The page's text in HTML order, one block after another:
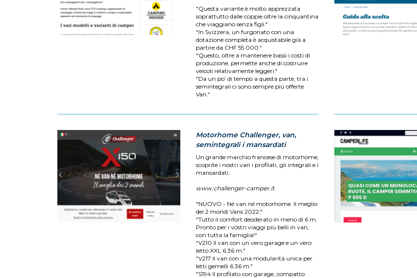
"Questa variante è molto apprezzata
soprattutto dalle coppie oltre la cinquantina
che viaggiano senza figli."
"In Svizzera, un furgonato con una
dotazione completa è acquistabile già a
partire da CHF 55 000."
"Questo, oltre a mantenere bassi i costi di
produzione, permette anche di costruire
veicoli relativamente leggeri."
"Da un po’ di tempo a questa parte, tra i
semintegrali ci sono sempre più offerte
Van."
Motorhome Challenger, van,
semintegrali i mansardati
Un grande marchio francese di motorhome,
scoprite i nostri van i profilati, gli integrali e i
mansardati.
www.challenger-camper.it
"NUOVO - Né van né motorhome. Il meglio
dei 2 mondi Vans 2022."
"Tutto il comfort desiderato in meno di 6 m.
Pronto per i vostri viaggi più belli in van,
con tutta la famiglia!"
"V210 Il van con un vero garage e un vero
letto XXL 6.36 m."
"V217 Il van con una modularità unica per
letti gemelli 6.36 m."
"S194 Il profilato con garage, compatto